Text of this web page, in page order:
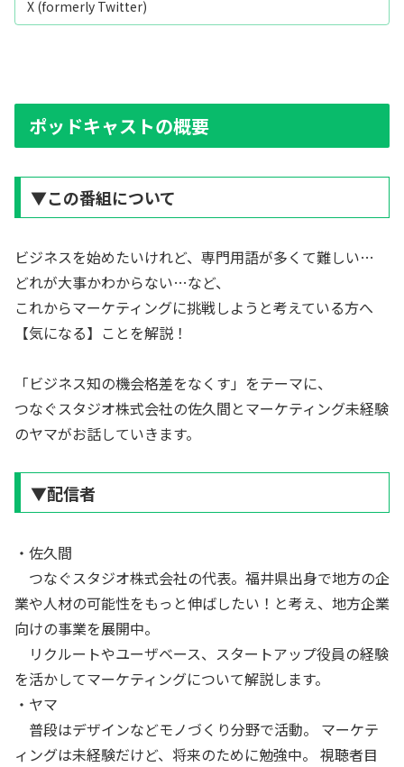
X (formerly Twitter)
ポッドキャストの概要
▼この番組について
ビジネスを始めたいけれど、専門用語が多くて難しい…
どれが大事かわからない…など、
これからマーケティングに挑戦しようと考えている方へ
【気になる】ことを解説！
「ビジネス知の機会格差をなくす」をテーマに、
つなぐスタジオ株式会社の佐久間とマーケティング未経験
のヤマがお話していきます。
▼配信者
・佐久間
つなぐスタジオ株式会社の代表。福井県出身で地方の企
業や人材の可能性をもっと伸ばしたい！と考え、地方企業
向けの事業を展開中。
リクルートやユーザベース、スタートアップ役員の経験
を活かしてマーケティングについて解説します。
・ヤマ
普段はデザインなどモノづくり分野で活動。 マーケテ
ィングは未経験だけど、将来のために勉強中。 視聴者目